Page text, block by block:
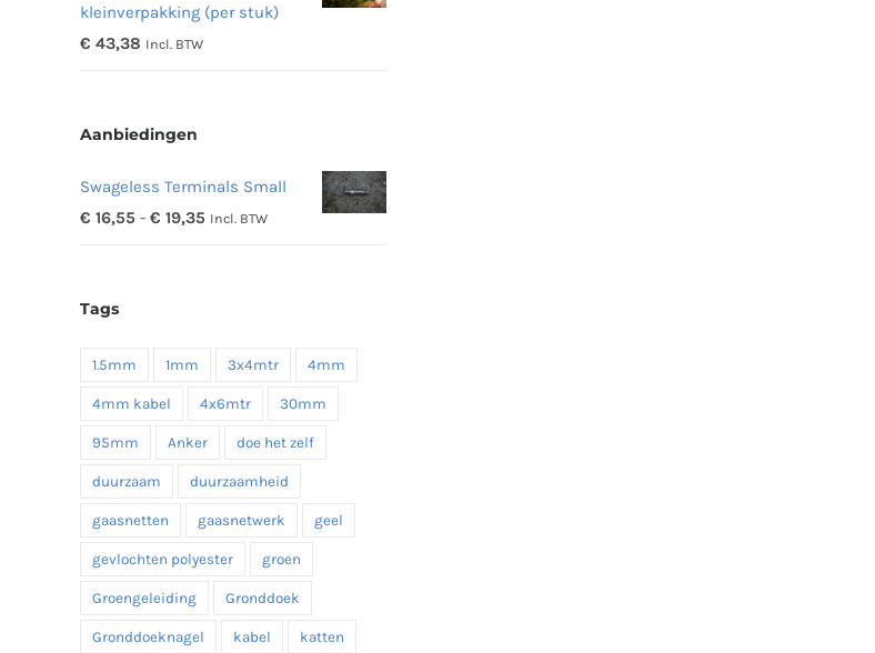
€ 48,16
kleinverpakking (per stuk)
€ 43,38 Incl. BTW
Aanbiedingen
Swageless Terminals Small
€ 16,55 - € 19,35 Prijsklasse:
Incl. BTW
Tags
1.5mm 1mm 3x4mtr 4mm
4mm kabel 4x6mtr 30mm
95mm Anker doe het zelf
duurzaam duurzaamheid
gaasnetten gaasnetwerk geel
gevlochten polyester groen
Groengeleiding Gronddoek
Gronddoeknagel kabel katten